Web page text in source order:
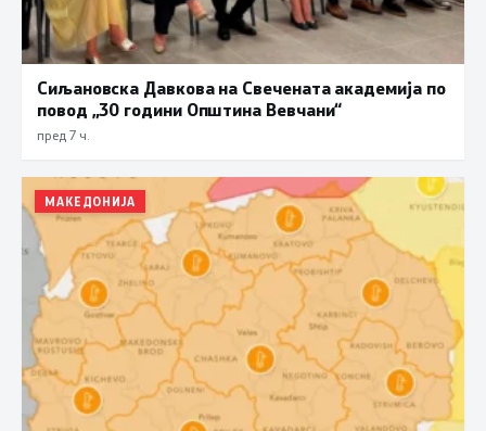
Сиљановска Давкова на Свечената академија по
повод „30 години Општина Вевчани“
пред 7 ч.
МАКЕДОНИЈА